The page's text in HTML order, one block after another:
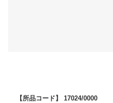
【所品コード】 17024/0000